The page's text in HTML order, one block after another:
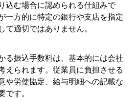
込む場合に認められる仕組みで
一方的に特定の銀行や支店を指定
て適切ではありません。
る振込手数料は、基本的には会社
えられます。従業員に負担させる
や労使協定、給与明細への記載な
です。